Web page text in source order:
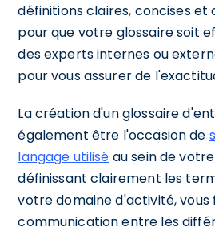
définitions claires, concises
pour que votre glossaire soit
des experts internes ou
pour vous assurer de
La création d'un glossaire
également être l'occasion de
langage utilisé au sein de
définissant clairement les
votre domaine d'activité, vous
communication entre les